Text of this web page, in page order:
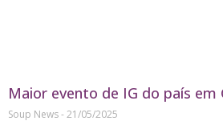
Maior evento de IG do país em
Soup News 21/05/2025